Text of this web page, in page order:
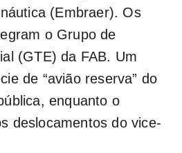
(Embraer). Os
o Grupo de
(GTE) da FAB. Um
de “avião reserva” do
enquanto o
deslocamentos do vice-